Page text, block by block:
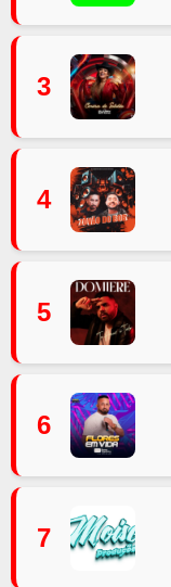
3
4
5
6
7